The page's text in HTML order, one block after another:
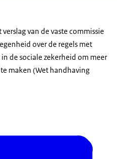
van de vaste commissie
over de regels met
de sociale zekerheid om meer
maken (Wet handhaving